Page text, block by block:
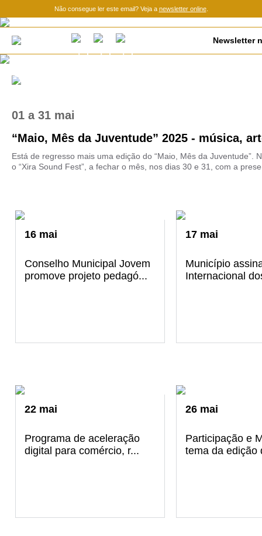
Não consegue ler este email? Veja a newsletter online.
Newsletter
01 a31 mai
“Maio, Mês da Juventude” 2025 - música,
Está de regresso mais uma edição do “Maio, Mês da Juventude”.
o “Xira Sound Fest”, a fechar o mês, nos dias 30 e 31, com a
16 mai
Conselho Municipal Jovem
promove projeto pedagó...
17 mai
Município
Internacional
22 mai
Programa de aceleração
digital para comércio, r...
26 mai
Participação e
tema da edição